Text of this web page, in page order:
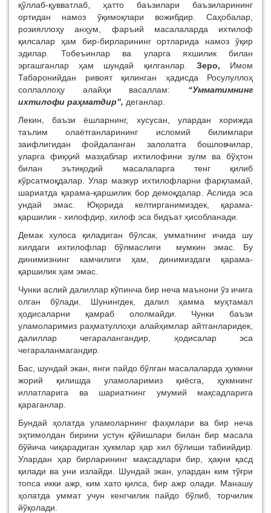
қўллаб-қувватлаб, ҳатто баъзилари баъзиларининг
ортидан намоз ўқимоқлари вожибдир. Саҳобалар,
розияллоҳу анҳум, фаръий масалаларда ихтилоф
қилсалар ҳам бир-бирларининг ортларида намоз ўқир
эдилар. Тобеъинлар ва уларга яхшилик билан
эргашганлар ҳам шундай қилганлар. Зеро, Имом
Табаронийдан ривоят қилинган ҳадисда Росулуллоҳ
соллаллоҳу алайҳи васаллам: “Умматимнинг
ихтилофи раҳматдир”, деганлар.
Лекин, баъзи ёшларнинг, хусусан, улардан хорижда
таълим олаётганларининг исломий билимлари
заифлигидан фойдаланган залолатга бошловчилар,
уларга фиқҳий мазҳаблар ихтилофини зулм ва бўҳтон
билан эътиқодий масалаларга тенг қилиб
кўрсатмоқдалар. Улар мазкур ихтилофларни фарқламай,
шариатда қарама-қаршилик бор демоқдалар. Аслида эса
ундай эмас. Юқорида келтирганимиздек, қарама-
қаршилик - хилофдир, хилоф эса бидъат ҳисобланади.
Демак хулоса қиладиган бўлсак, умматнинг ичида шу
хилдаги ихтилофлар бўлмаслиги мумкин эмас. Бу
динимизнинг камчилиги ҳам, динимиздаги қарама-
қаршилик ҳам эмас.
Чунки аслий далиллар кўпинча бир неча маънони ўз ичига
олган бўлади. Шунингдек, далил ҳамма муҳтамал
ҳодисаларни қамраб ололмайди. Чунки баъзи
уламоларимиз раҳматуллоҳи алайҳимлар айтганларидек,
далиллар чегаралангандир, ҳодисалар эса
чегараланмагандир.
Бас, шундай экан, янги пайдо бўлган масалаларда ҳукмни
жорий қилишда уламоларимиз қиёсга, ҳукмнинг
иллатларига ва шариатнинг умумий мақсадларига
қараганлар.
Бундай ҳолатда уламоларнинг фаҳмлари ва бир неча
эҳтимолдан бирини устун қўйишлари билан бир масала
бўйича чиқарадиган ҳукмлар ҳар хил бўлиши табиийдир.
Улардан ҳар бирларининг мақсадлари бир, ҳақни қасд
қилади ва уни излайди. Шундай экан, улардан ким тўғри
топса икки ажр, ким хато қилса, бир ажр олади. Манашу
ҳолатда уммат учун кенгчилик пайдо бўлиб, торчилик
йўқолади.